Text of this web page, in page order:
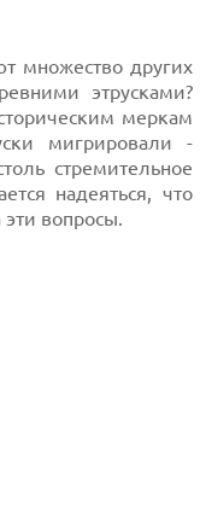
множество других
этрусками?
меркам
мигрировали -
стремительное
надеяться, что
эти вопросы.